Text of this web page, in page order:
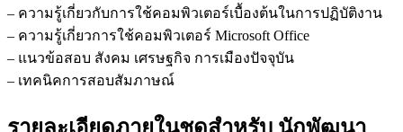
– ความรู้เกี่ยวกับการใช้คอมพิวเตอร์เบื้องต้นในการปฏิบัติงาน
– ความรู้เกี่ยวการใช้คอมพิวเตอร์ Microsoft Office
– แนวข้อสอบ สังคม เศรษฐกิจ การเมืองปัจจุบัน
– เทคนิคการสอบสัมภาษณ์